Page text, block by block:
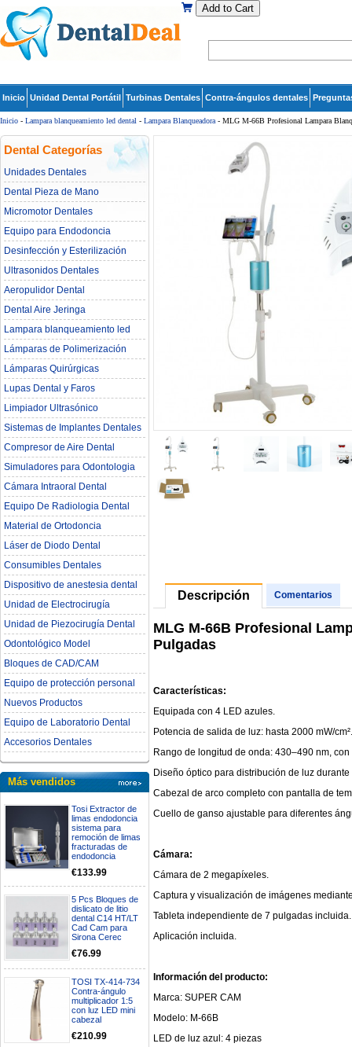
Add to Cart
Inicio Unidad Dental Portátil Turbinas Dentales Contra-ángulos dentales
Inicio - Lampara blanqueamiento led dental - Lampara Blanqueadora - MLG M-66B Profesional Lampara
Dental Categorías
Unidades Dentales
Dental Pieza de Mano
Micromotor Dentales
Equipo para Endodoncia
Desinfección y Esterilización
Ultrasonidos Dentales
Aeropulidor Dental
Dental Aire Jeringa
Lampara blanqueamiento led
dental
Lámparas de Polimerización
Lámparas Quirúrgicas
Lupas Dental y Faros
Limpiador Ultrasónico
Sistemas de Implantes Dentales
Compresor de Aire Dental
Simuladores para Odontologia
Cámara Intraoral Dental
Equipo De Radiologia Dental‎
Material de Ortodoncia
Láser de Diodo Dental
Consumibles Dentales
Dispositivo de anestesia dental
Unidad de Electrocirugía
Unidad de Piezocirugía Dental
Odontológico Model
Bloques de CAD/CAM
Equipo de protección personal
Nuevos Productos
Equipo de Laboratorio Dental
Accesorios Dentales
Más vendidos
Tosi Extractor de
limas endodoncia
sistema para
remoción de limas
fracturadas de
endodoncia
€133.99
5 Pcs Bloques de
dislicato de litio
dental C14 HT/LT
Cad Cam para
Sirona Cerec
€76.99
TOSI TX-414-734
Contra-ángulo
multiplicador 1:5
con luz LED mini
cabezal
€210.99
Descripción Comentarios
MLG M-66B Profesional
Pulgadas
Características:
Equipada con 4 LED azules.
Potencia de salida de luz: hasta 2000 mW/cm².
Rango de longitud de onda: 430–490 nm,
Diseño óptico para distribución de luz durante
Cabezal de arco completo con pantalla de
Cuello de ganso ajustable para diferentes
Cámara:
Cámara de 2 megapíxeles.
Captura y visualización de imágenes
Tableta independiente de 7 pulgadas incluida.
Aplicación incluida.
Información del producto:
Marca: SUPER CAM
Modelo: M-66B
LED de luz azul: 4 piezas